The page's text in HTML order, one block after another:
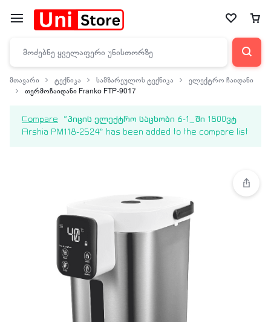
მთავარი ტექნიკა სამზარეულოს ტექნიკა
ელექტრო ჩაიდანი
თერმოჩაიდანი Franko FTP-9017
Compare
“პიცის ელექტრო საცხობი 6-1_ში 1800ვტ
Arshia PM118-2524” has been added to the compare list